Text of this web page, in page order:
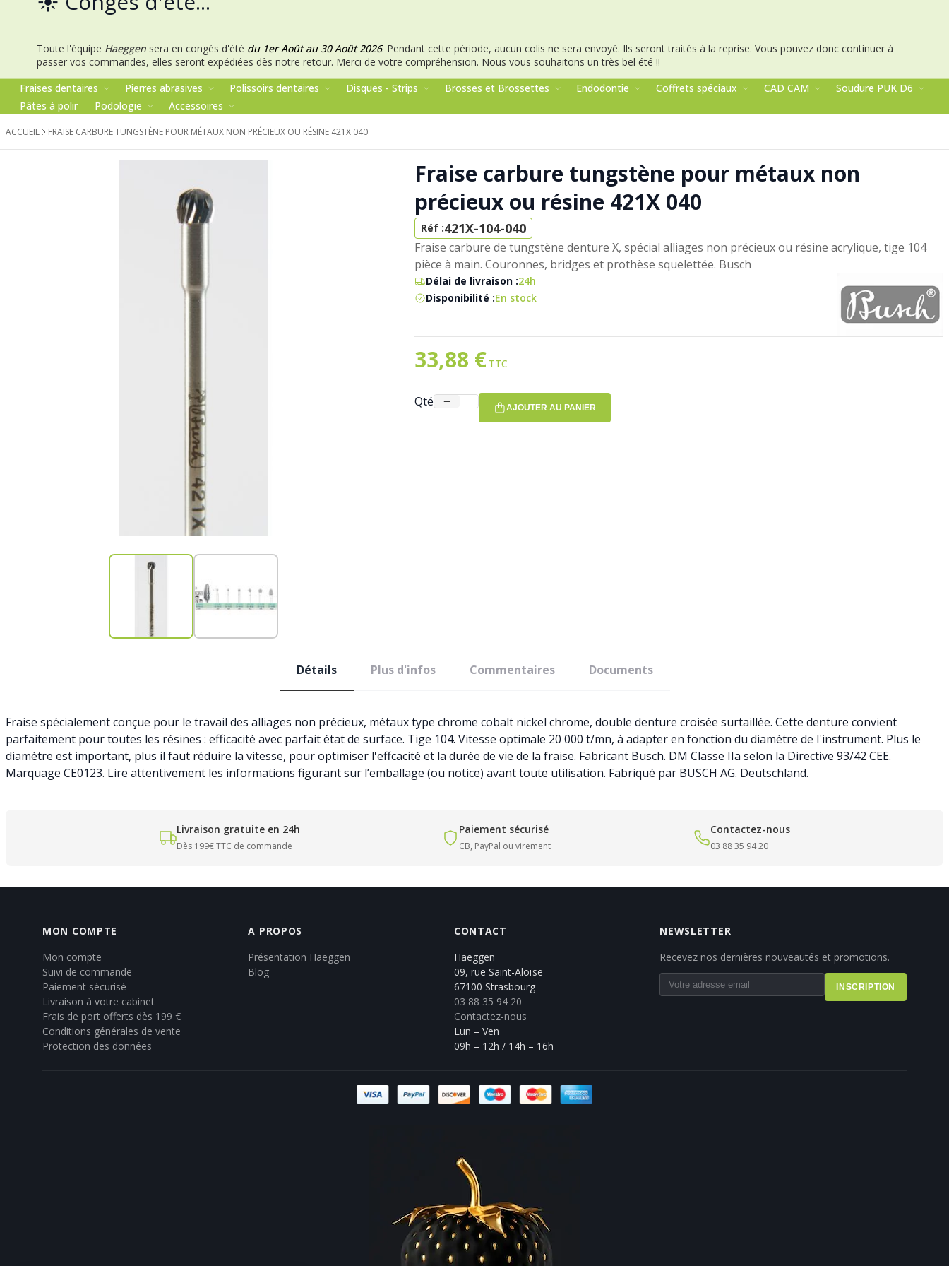
Toute l'équipe Haeggen sera en congés d'été du 1er Août au 30 Août 2026. Pendant cette période, aucun colis ne sera envoyé. Ils seront traités à la reprise. Vous pouvez donc continuer à
passer vos commandes, elles seront expédiées dès notre retour. Merci de votre compréhension. Nous vous souhaitons un très bel été !!
Fraises dentaires Pierres abrasives Polissoirs dentaires Disques - Strips Brosses et Brossettes Endodontie Coffrets spéciaux CAD CAM
Soudure PUK D6
Pâtes à polir
Podologie Accessoires
ACCUEIL FRAISE CARBURE TUNGSTÈNE POUR MÉTAUX NON PRÉCIEUX OU RÉSINE 421X 040
Fraise carbure tungstène pour métaux non
précieux ou résine 421X 040
Réf :421X-104-040
Fraise carbure de tungstène denture X, spécial alliages non précieux ou résine acrylique, tige 104
pièce à main. Couronnes, bridges et prothèse squelettée. Busch
Délai de livraison :24h
Disponibilité :En stock
33,88 €
Qté − +
AJOUTER AU PANIER
Détails
Fraise spécialement conçue pour le travail des alliages non précieux, métaux type chrome cobalt nickel chrome, double denture croisée surtaillée. Cette denture convient
parfaitement pour toutes les résines : efficacité avec parfait état de surface. Tige 104. Vitesse optimale 20 000 t/mn, à adapter en fonction du diamètre de l'instrument. Plus le
diamètre est important, plus il faut réduire la vitesse, pour optimiser l'effcacité et la durée de vie de la fraise. Fabricant Busch. DM Classe IIa selon la Directive 93/42 CEE.
Marquage CE0123. Lire attentivement les informations figurant sur l’emballage (ou notice) avant toute utilisation. Fabriqué par BUSCH AG. Deutschland.
Plus d'infos Commentaires Documents
Livraison gratuite en 24h
Dès 199€ TTC de commande
Paiement sécurisé
CB, PayPal ou virement
Contactez-nous
03 88 35 94 20
MON COMPTE
Mon compte
Suivi de commande
Paiement sécurisé
Livraison à votre cabinet
Frais de port offerts dès 199 €
Conditions générales de vente
Protection des données
A PROPOS
Présentation Haeggen
Blog
CONTACT
Haeggen
09, rue Saint-Aloïse
67100 Strasbourg
03 88 35 94 20
Contactez-nous
Lun – Ven
09h – 12h / 14h – 16h
NEWSLETTER
Recevez nos dernières nouveautés et promotions.
INSCRIPTION